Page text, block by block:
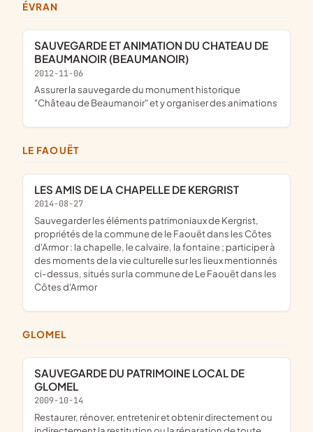
ÉVRAN
SAUVEGARDE ET ANIMATION DU CHATEAU DE
BEAUMANOIR (BEAUMANOIR)
2012-11-06
assurer la sauvegarde du monument historique
"Château de Beaumanoir" et y organiser des animations
LE FAOUËT
LES AMIS DE LA CHAPELLE DE KERGRIST
2014-08-27
sauvegarder les éléments patrimoniaux de Kergrist,
propriétés de la commune de le Faouët dans les Côtes
d'Armor : la chapelle, le calvaire, la fontaine ; participer à
des moments de la vie culturelle sur les lieux mentionnés
ci-dessus, situés sur la commune de Le Faouët dans les
Côtes d'Armor
GLOMEL
SAUVEGARDE DU PATRIMOINE LOCAL DE
GLOMEL
2009-10-14
restaurer, rénover, entretenir et obtenir directement ou